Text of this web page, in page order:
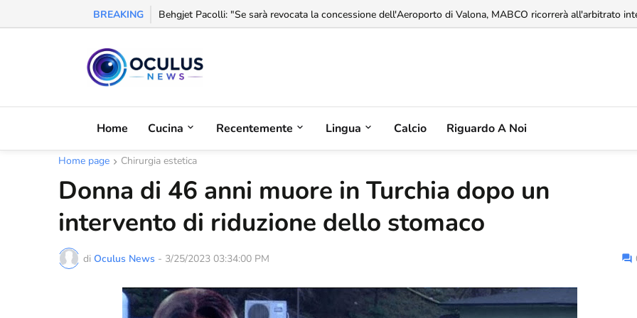
BREAKING L'Albania aumenta le importazioni alimentari del 14% mentre la produzione agricola continua a diminuire...
Home Cucina Recentemente Lingua Calcio Riguardo A Noi
Home page Chirurgia estetica
Donna di 46 anni muore in Turchia dopo un
intervento di riduzione dello stomaco
di Oculus News - 3/25/2023 03:34:00 PM